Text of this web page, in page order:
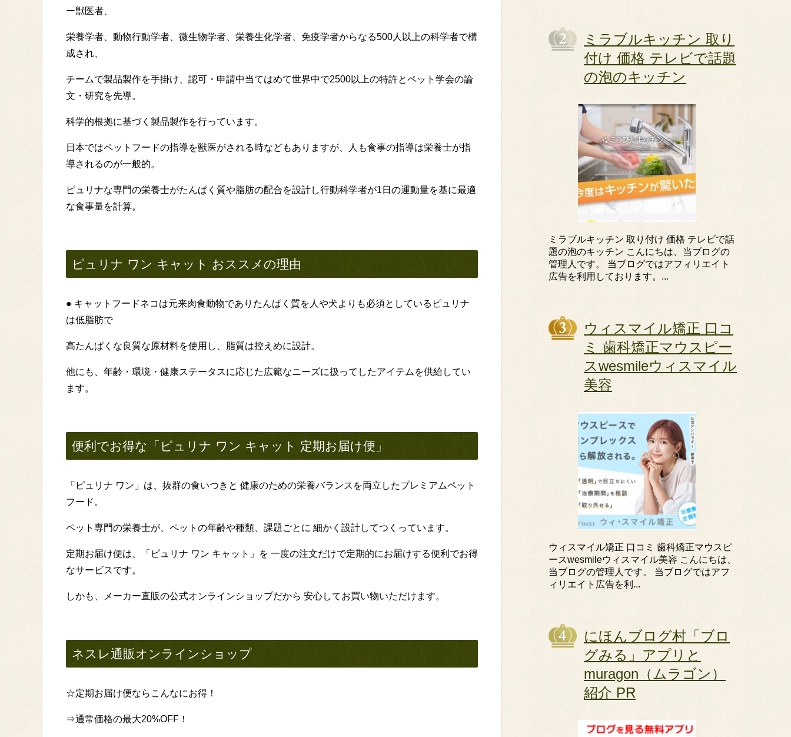
ー獣医者、
栄養学者、動物行動学者、微生物学者、栄養生化学者、免疫学者からなる500人以上の科学者で構
成され、
チームで製品製作を手掛け、認可・申請中当てはめて世界中で2500以上の特許とペット学会の論
文・研究を先導。
科学的根拠に基づく製品製作を行っています。
日本ではペットフードの指導を獣医がされる時などもありますが、人も食事の指導は栄養士が指
導されるのが一般的。
ピュリナな専門の栄養士がたんぱく質や脂肪の配合を設計し行動科学者が1日の運動量を基に最適
な食事量を計算。
ピュリナ ワン キャット おススメの理由
● キャットフードネコは元来肉食動物でありたんぱく質を人や犬よりも必須としているピュリナ
は低脂肪で
高たんぱくな良質な原材料を使用し、脂質は控えめに設計。
他にも、年齢・環境・健康ステータスに応じた広範なニーズに扱ってしたアイテムを供給してい
ます。
便利でお得な「ピュリナ ワン キャット 定期お届け便」
「ピュリナ ワン」は、抜群の食いつきと 健康のための栄養バランスを両立したプレミアムペット
フード。
ペット専門の栄養士が、ペットの年齢や種類、課題ごとに 細かく設計してつくっています。
定期お届け便は、「ピュリナ ワン キャット」を 一度の注文だけで定期的にお届けする便利でお得
なサービスです。
しかも、メーカー直販の公式オンラインショップだから 安心してお買い物いただけます。
ネスレ通販オンラインショップ
☆定期お届け便ならこんなにお得！
⇒通常価格の最大20%OFF！
ミラブルキッチン 取り
付け 価格 テレビで話題
の泡のキッチン
ミラブルキッチン 取り付け 価格 テレビで話
題の泡のキッチン こんにちは、当ブログの
管理人です。 当ブログではアフィリエイト
広告を利用しております。...
ウィスマイル矯正 口コ
ミ 歯科矯正マウスピー
スwesmileウィスマイル
美容
ウィスマイル矯正 口コミ 歯科矯正マウスピ
ースwesmileウィスマイル美容 こんにちは、
当ブログの管理人です。 当ブログではアフ
ィリエイト広告を利...
にほんブログ村「ブロ
グみる」アプリと
muragon（ムラゴン）
紹介 PR